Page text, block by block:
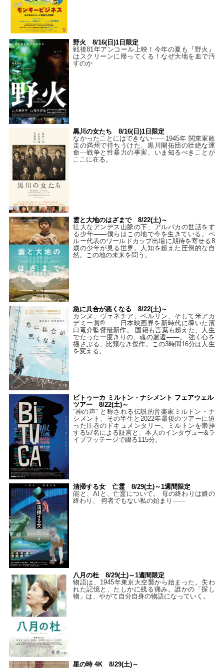
野火 8/16(日)1日限定
戦後81年アンコール上映！今年の夏も『野火』
はスクリーンに帰ってくる！なぜ大地を血で汚
すのか
黒川の女たち 8/16(日)1日限定
なかったことにはできない——1945年 関東軍敗
走の満州で待ちうけた、黒川開拓団の壮絶な運
命―戦争と性暴力の事実、いま知るべきことが
ここに在る。
雲と大地のはざまで 8/22(土)～
壮大なアンデス山脈の下、アルパカの世話をす
る少年――僕らはこの地で今を生きている。ペ
ルー代表のワールドカップ出場に期待を寄せる8
歳の少年が見る世界。人知を超えた圧倒的な自
然。この地の未来を問う。
急に具合が悪くなる 8/22(土)～
カンヌ、ヴェネチア、ベルリン、そして米アカ
デミー賞®…… 日本映画界を新時代に導いた濱
口竜介監督最新作。 国籍も言葉も超えた、人生
でたった一度きりの、魂の邂逅――。 強く心を
揺さぶる、比類なき傑作。この3時間16分は人生
を変える。
ビトゥーカ ミルトン・ナシメント フェアウェル
ツアー 8/22(土)～
“神の声” と称される伝説的音楽家ミルトン・ナ
シメント、その半生と2022年最後のツアーに迫
った圧巻のドキュメンタリー。ミルトンを崇拝
する57名による証言と、本人のインタヴュー&ラ
イブフッテージで綴る115分。
清掃する女 亡霊 8/29(土)～1週間限定
能と、AIと、亡霊について。 母の終わりは娘の
終わり、 何者でもない私の始まり――
八月の杜 8/29(土)～1週間限定
物語は、1945年東京大空襲から始まった。失わ
れた記憶と、たしかに残る痛み。誰かの「探し
物」は、やがて自分自身の物語になっていく。
星の時 4K 8/29(土)～